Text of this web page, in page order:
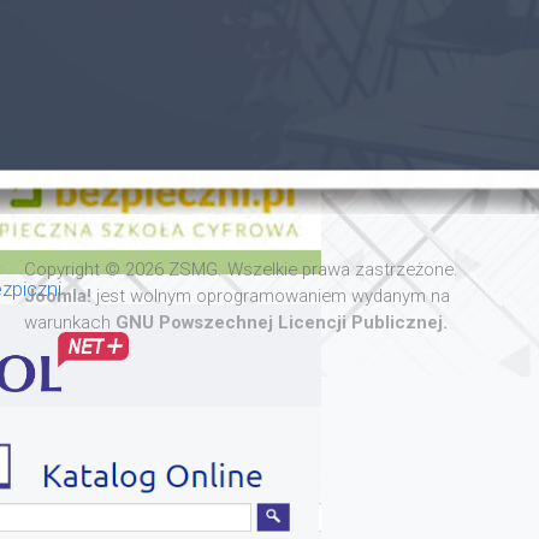
Copyright © 2026 ZSMG. Wszelkie prawa zastrzeżone.
Joomla! jest wolnym oprogramowaniem wydanym na
warunkach GNU Powszechnej Licencji Publicznej.